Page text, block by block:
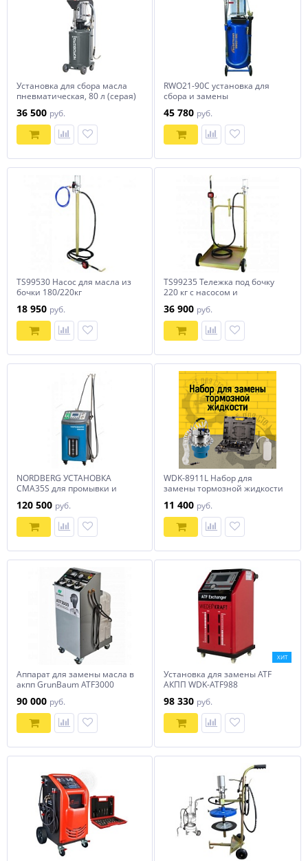
Установка для сбора масла
пневматическая, 80 л (серая)
36 500 руб.
RWO21-90C установка для
сбора и замены
45 780 руб.
TS99530 Насос для масла из
бочки 180/220кг
18 950 руб.
TS99235 Тележка под бочку
220 кг с насосом и
36 900 руб.
NORDBERG УСТАНОВКА
CMA35S для промывки и
120 500 руб.
WDK-8911L Набор для
замены тормозной жидкости
11 400 руб.
Аппарат для замены масла в
акпп GrunBaum ATF3000
90 000 руб.
ХИТ
Установка для замены ATF
АКПП WDK-ATF988
98 330 руб.